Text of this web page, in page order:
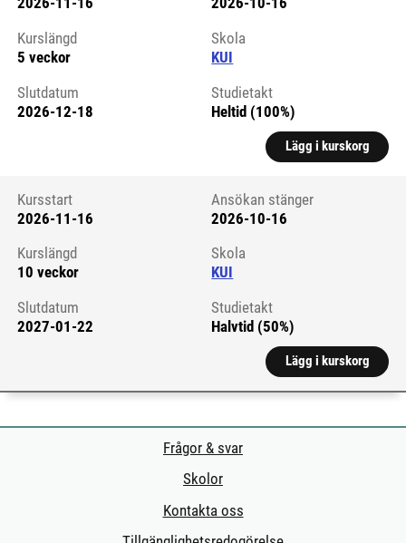
Kursstart 6059680
2026-11-16
2026-10-16
Kurslängd
5 veckor
Skola
KUI
Slutdatum
2026-12-18
Studietakt
Heltid (100%)
Lägg i kurskorg
Kursstart 6059639
Kursstart
2026-11-16
Ansökan stänger
2026-10-16
Kurslängd
10 veckor
Skola
KUI
Slutdatum
2027-01-22
Studietakt
Halvtid (50%)
Lägg i kurskorg
Frågor & svar
Skolor
Kontakta oss